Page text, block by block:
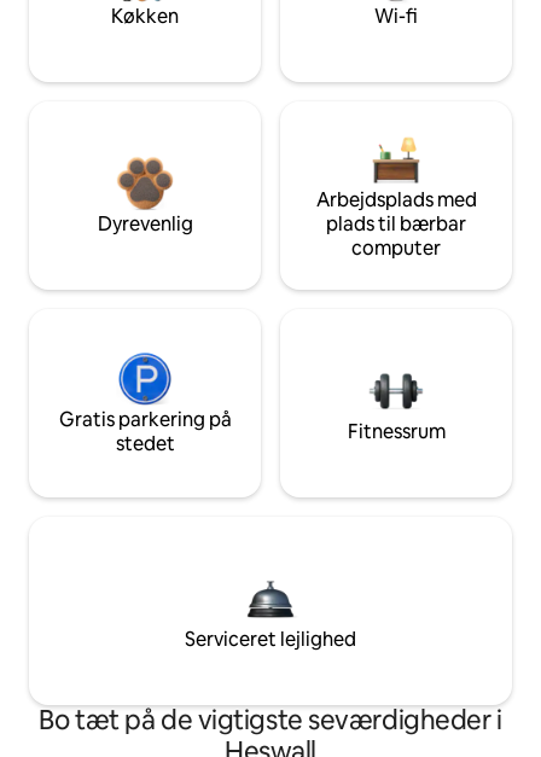
Køkken Wi-fi
Dyrevenlig
Arbejdsplads med
plads til bærbar
computer
Gratis parkering på
stedet
Fitnessrum
Serviceret lejlighed
Bo tæt på de vigtigste seværdigheder i